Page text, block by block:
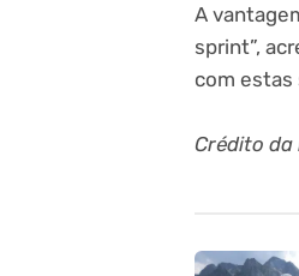
A
sprint”,
com estas
Crédito da